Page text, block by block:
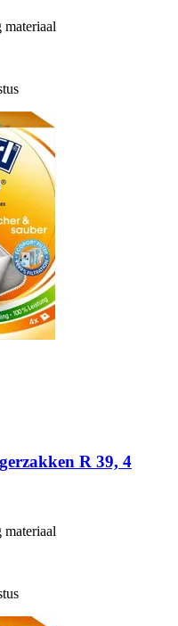
materiaal
R 39, 4
materiaal